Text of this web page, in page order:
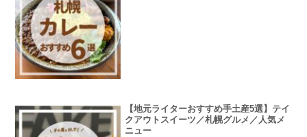
【地元ライターおすすめ手土産5選】テイ
クアウトスイーツ／札幌グルメ／人気メ
ニュー